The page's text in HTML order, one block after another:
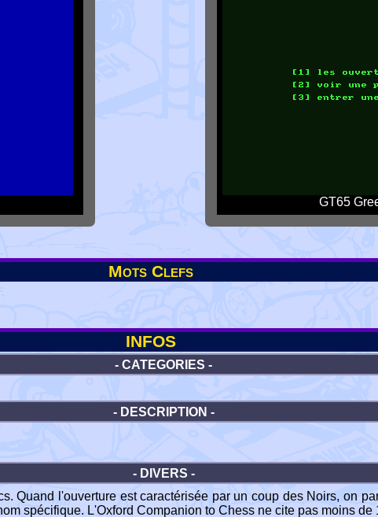
GT65
Mots Clefs
INFOS
- CATEGORIES -
- DESCRIPTION -
- DIVERS -
Quand l'ouverture est caractérisée par un coup des Noirs, on
spécifique. L'Oxford Companion to Chess ne cite pas moins